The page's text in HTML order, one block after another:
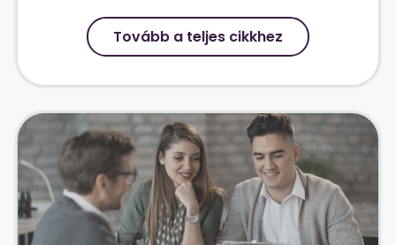
Tovább a teljes cikkhez